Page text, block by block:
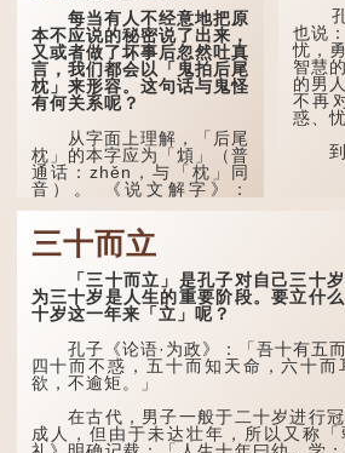
曹操《对酒歌》就曾写
道："耄耋皆得以寿终，恩
泽广及草木昆虫。"
到了一百岁呢？
颐"。 《礼记.曲礼
上》："百年曰期颐。"郑玄
注："期，犹要也；颐，养
也。不知衣服食味，孝子要
尽养...
每当有人不经意地把原
本不应说的秘密说了出来，
又或者做了坏事后忽然吐真
言，我们都会以「鬼拍后尾
枕」来形容。这句话与鬼怪
有何关系呢？
从字面上理解，「后尾
枕」的本字应为「䪴」（普
通话：zhěn，与「枕」同
音）。 《说文解字》：
后部与枕头接触的地方。
民间流传有一种说法，
人会将一些不欲为人所知的
记忆藏于颈后之处。如果忽
然吐真言，就好像被不明东
西（如鬼魂）在后脑拍了一
下，藏在脑中的秘密便脱口
而出。
因此...
孔
也说
忧，
智慧
的男
不再
惑、
到
三十而立
「三十而立」是孔子对自己三十岁
为三十岁是人生的重要阶段。要立什
十岁这一年来「立」呢？
孔子《论语·为政》：「吾十有五而
四十而不惑，五十而知天命，六十而
欲，不逾矩。」
在古代，男子一般于二十岁进行冠
成人，但由于未达壮年，所以又称